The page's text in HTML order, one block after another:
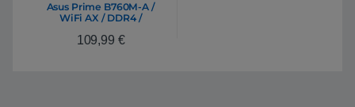
Asus Prime B760M-A /
WiFi AX / DDR4 /
Intel 1700
109,99 €